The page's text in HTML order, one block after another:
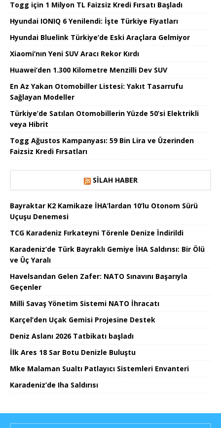
Togg için 1 Milyon TL Faizsiz Kredi Fırsatı Başladı
Hyundai IONIQ 6 Yenilendi: İşte Türkiye Fiyatları
Hyundai Bluelink Türkiye’de Eski Araçlara Gelmiyor
Xiaomi’nın Yeni SUV Aracı Rekor Kırdı
Huawei’den 1.300 Kilometre Menzilli Dev SUV
En Az Yakan Otomobiller Listesi: Yakıt Tasarrufu
Sağlayan Modeller
Türkiye’de Satılan Otomobillerin Yüzde 50’si Elektrikli
veya Hibrit
Togg Ağustos Kampanyası: 59 Bin Lira ve Üzerinden
Faizsiz Kredi Fırsatları
SILAH HABER
Bayraktar K2 Kamikaze İHA’lardan 10’lu Otonom Sürü
Uçuşu Denemesi
TCG Karadeniz Fırkateyni Törenle Denize İndirildi
Karadeniz’de Türk Bayraklı Gemiye İHA Saldırısı: Bir Ölü
ve Üç Yaralı
Havelsandan Gelen Zafer: NATO Sınavını Başarıyla
Geçenler
Milli Savaş Yönetim Sistemi NATO İhracatı
Karçel’den Uçak Gemisi Projesine Destek
Deniz Aslanı 2026 Tatbikatı başladı
İlk Ares 18 Sar Botu Denizle Buluştu
Mke Malaman Sualtı Patlayıcı Sistemleri Envanteri
Karadeniz’de Iha Saldırısı